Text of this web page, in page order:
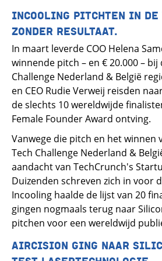
INCOOLING PITCHTEN IN
ZONDER RESULTAAT.
In maart leverde COO Helena
winnende pitch – en € 20.000 – bij
Challenge Nederland & België
en CEO Rudie Verweij reisden
de slechts 10 wereldwijde
Female Founder Award ontving.
Vanwege die pitch en het winnen
Tech Challenge Nederland &
aandacht van TechCrunch's
Duizenden schreven zich in voor
Incooling haalde de lijst van 20
gingen nogmaals terug naar
pitchen voor een wereldwijd
AIRCISION GING NAAR